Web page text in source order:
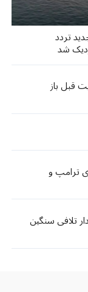
تردد
شد
قبل باز
ترامپ و
تلافی سنگین